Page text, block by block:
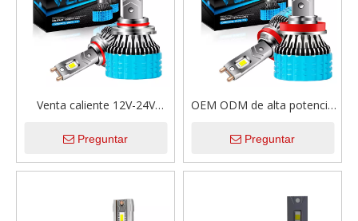
Venta caliente 12V-24V
de faros LED de alta
potencia para coche
Preguntar
OEM ODM de alta potencia
resistente al agua 12V-24V
LED Bombillas de faros para
Preguntar